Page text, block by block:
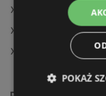
Aktualne gazetki
Aktualne gazetki
Sklepy
POKAŻ